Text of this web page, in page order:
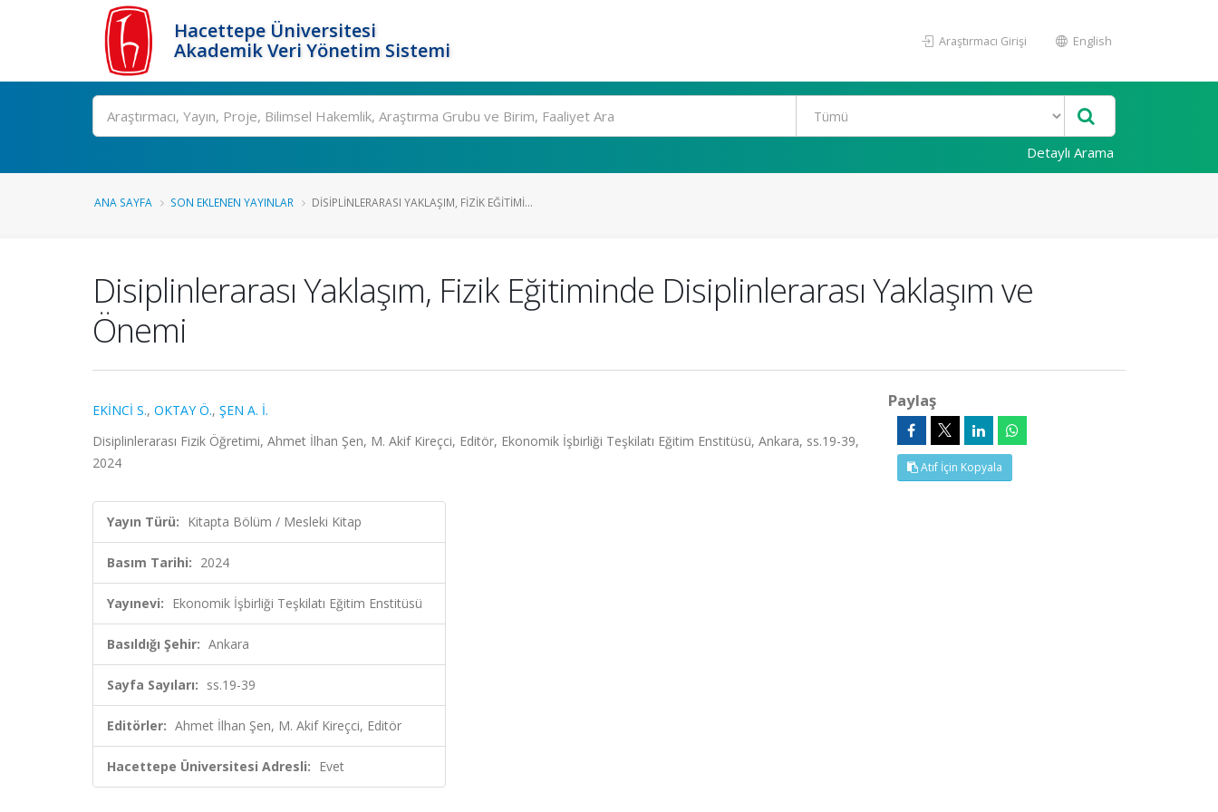
Hacettepe Üniversitesi
Akademik Veri Yönetim Sistemi
Araştırmacı Girişi English
Ara
Detaylı Arama
ANA SAYFA SON EKLENEN YAYINLAR DISIPLINLERARASI YAKLAŞIM, FIZIK EĞITIMI...
Disiplinlerarası Yaklaşım, Fizik Eğitiminde Disiplinlerarası Yaklaşım ve
Önemi
EKİNCİ S., OKTAY Ö., ŞEN A. İ.
Disiplinlerarası Fizik Öğretimi, Ahmet İlhan Şen, M. Akif Kireçci, Editör, Ekonomik İşbirliği Teşkilatı Eğitim Enstitüsü, Ankara, ss.19-39,
2024
Yayın Türü: Kitapta Bölüm / Mesleki Kitap
Basım Tarihi: 2024
Yayınevi: Ekonomik İşbirliği Teşkilatı Eğitim Enstitüsü
Basıldığı Şehir: Ankara
Sayfa Sayıları: ss.19-39
Editörler: Ahmet İlhan Şen, M. Akif Kireçci, Editör
Hacettepe Üniversitesi Adresli: Evet
Paylaş
Atıf İçin Kopyala